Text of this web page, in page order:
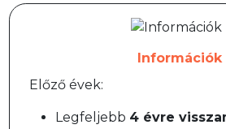
Információk
Előző évek:
Legfeljebb 4 évre